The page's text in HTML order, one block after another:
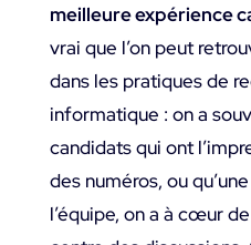
meilleure expérience
vrai que l’on peut
dans les pratiques de
informatique : on a
candidats qui ont
des numéros, ou
l’équipe, on a à cœur